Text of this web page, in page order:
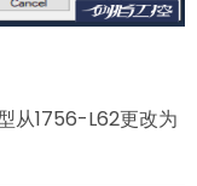
从1756-L62更改为